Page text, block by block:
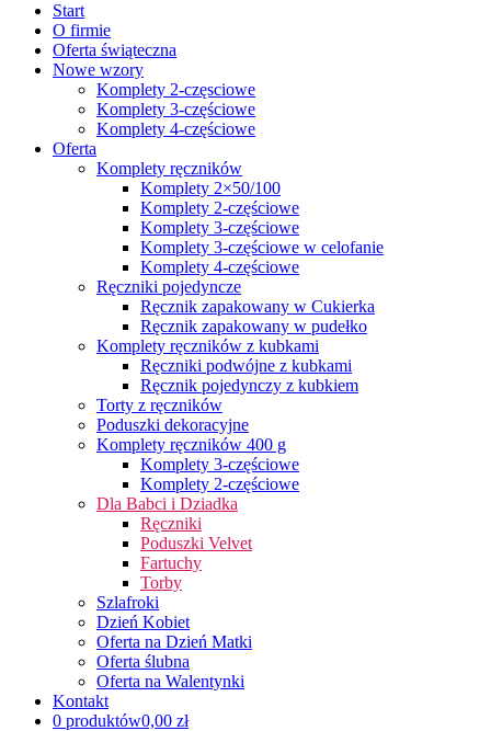
Start
O firmie
Oferta świąteczna
Nowe wzory
Komplety 2-częsciowe
Komplety 3-częściowe
Komplety 4-częściowe
Oferta
Komplety ręczników
Komplety 2×50/100
Komplety 2-częściowe
Komplety 3-częściowe
Komplety 3-częściowe w celofanie
Komplety 4-częściowe
Ręczniki pojedyncze
Ręcznik zapakowany w Cukierka
Ręcznik zapakowany w pudełko
Komplety ręczników z kubkami
Ręczniki podwójne z kubkami
Ręcznik pojedynczy z kubkiem
Torty z ręczników
Poduszki dekoracyjne
Komplety ręczników 400 g
Komplety 3-częściowe
Komplety 2-częściowe
Dla Babci i Dziadka
Ręczniki
Poduszki Velvet
Fartuchy
Torby
Szlafroki
Dzień Kobiet
Oferta na Dzień Matki
Oferta ślubna
Oferta na Walentynki
Kontakt
0 produktów0,00 zł